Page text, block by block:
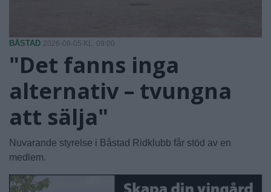
BÅSTAD 2026-08-05 KL. 09:00
"Det fanns inga
alternativ – tvungna
att sälja"
Nuvarande styrelse i Båstad Ridklubb får stöd av en
medlem.